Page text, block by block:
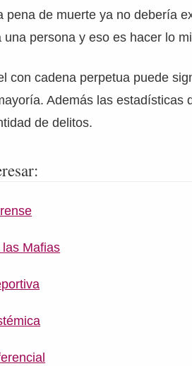
pena de muerte ya no debería
una persona y eso es hacer lo
con cadena perpetua puede
Además las estadísticas
de delitos.
Mafias